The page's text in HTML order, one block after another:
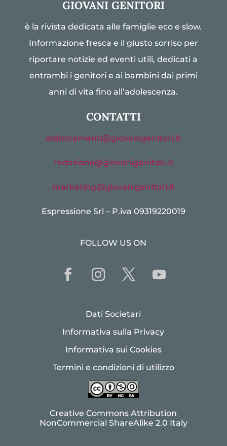
GIOVANI GENITORI
è la rivista dedicata alle famiglie eco e slow.
Informazione fresca e il giusto sorriso per
riportare notizie ed eventi utili, dedicati a
entrambi i genitori e ai bambini dai primi
anni di vita fino all’adolescenza.
CONTATTI
abbonamenti@giovanigenitori.it
redazione@giovanigenitori.it
marketing@giovanigenitori.it
Espressione Srl – P.iva 09319220019
FOLLOW US ON
Dati Societari
Informativa sulla Privacy
Informativa sui Cookies
Termini e condizioni di utilizzo
Creative Commons Attribution
NonCommercial ShareAlike 2.0 Italy